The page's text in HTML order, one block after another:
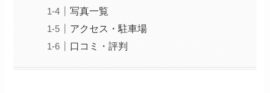
写真一覧
アクセス・駐車場
口コミ・評判